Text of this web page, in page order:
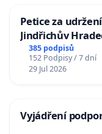
Petice za
Jindřichův
385 podpisů
152 Podpisy / 7 dní
29 Jul 2026
Vyjádření